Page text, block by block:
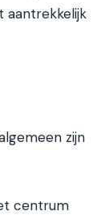
aantrekkelijk
zijn
centrum